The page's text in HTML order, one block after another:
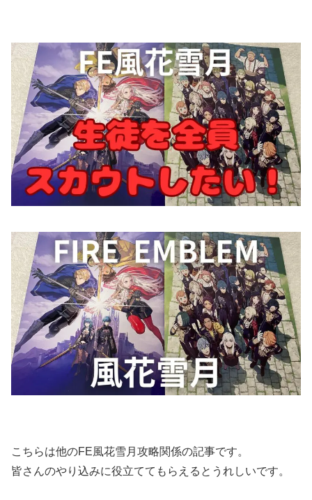
こちらは他のFE風花雪月攻略関係の記事です。
皆さんのやり込みに役立ててもらえるとうれしいです。